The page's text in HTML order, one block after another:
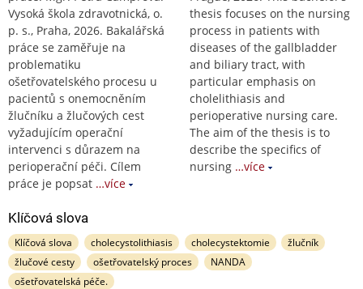
Vysoká škola zdravotnická, o.
p. s., Praha, 2026. Bakalářská
práce se zaměřuje na
problematiku
ošetřovatelského procesu u
pacientů s onemocněním
žlučníku a žlučových cest
vyžadujícím operační
intervenci s důrazem na
perioperační péči. Cílem
práce je popsat …více
thesis focuses on the nursing
process in patients with
diseases of the gallbladder
and biliary tract, with
particular emphasis on
cholelithiasis and
perioperative nursing care.
The aim of the thesis is to
describe the specifics of
nursing …více
Klíčová slova
Klíčová slova cholecystolithiasis cholecystektomie
žlučník
žlučové cesty
ošetřovatelský proces
NANDA
ošetřovatelská péče.